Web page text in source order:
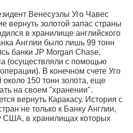
Венесуэлы Уго Чавес
вернуть золотой запас страны
в хранилище английского
Англии было лишь 99 тонн
банки JP Morgan Chase,
(осуществляли с помощью
В конечном счете Уго
около 150 тонн золота, еще
на своем "хранении".
вернуть Каракасу. История с
не только к Банку Англии,
США, в хранилищах которых